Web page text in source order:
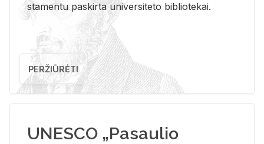
sta­men­tu pa­skir­ta uni­ver­si­te­to bi­b­lio­te­kai.
PERŽIŪRĖTI
UNESCO „Pasaulio